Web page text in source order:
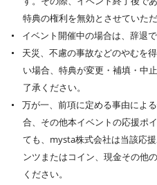
特典の権利を無効とさせていた
イベント開催中の場合は、辞退で
天災、不慮の事故などのやむを
い場合、特典が変更・補填・中
了承ください。
万が一、前項に定める事由によ
合、その他本イベントの応援ポ
ても、mysta株式会社は当該応
ンツまたはコイン、現金その他
ください。